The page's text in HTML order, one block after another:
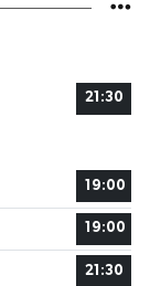
21:30
19:00
19:00
21:30